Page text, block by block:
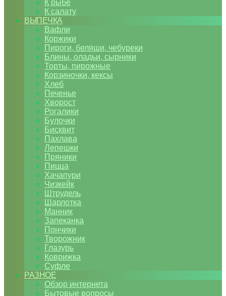
К рыбе
К салату
ВЫПЕЧКА
Вафли
Коржики
Пироги, беляши, чебуреки
Блины, оладьи, сырники
Торты, пирожные
Корзиночки, кексы
Хлеб
Печенье
Хворост
Рогалики
Булочки
Бисквит
Пахлава
Лепешки
Пряники
Пицца
Хачапури
Чизкейк
Штрудель
Шарлотка
Манник
Запеканка
Пончики
Творожник
Глазурь
Коврижка
Суфле
РАЗНОЕ
Обзор интернета
Бытовые вопросы